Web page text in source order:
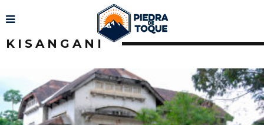
KISANGANI